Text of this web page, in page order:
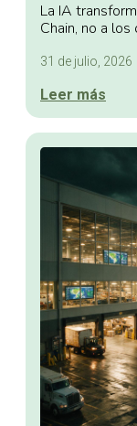
La IA
Chain, no a los
31 de julio, 2026
Leer más